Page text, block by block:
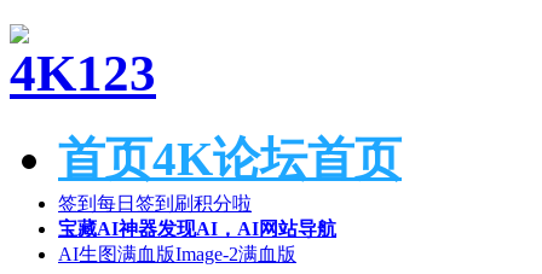
首页4K论坛首页
签到 每日签到刷积分啦
宝藏AI神器发现AI，AI网站导航
AI生图满血版Image-2满血版